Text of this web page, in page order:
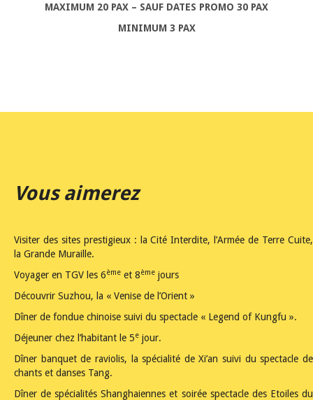
MAXIMUM 20 PAX – SAUF DATES PROMO 30 PAX
MINIMUM 3 PAX
Vous aimerez
Visiter des sites prestigieux : la Cité Interdite, l’Armée de Terre Cuite,
la Grande Muraille.
Voyager en TGV les 6ème et 8ème jours
Découvrir Suzhou, la « Venise de l’Orient »
Dîner de fondue chinoise suivi du spectacle « Legend of Kungfu ».
Déjeuner chez l’habitant le 5e jour.
Dîner banquet de raviolis, la spécialité de Xi’an suivi du spectacle de
chants et danses Tang.
Dîner de spécialités Shanghaiennes et soirée spectacle des Etoiles du